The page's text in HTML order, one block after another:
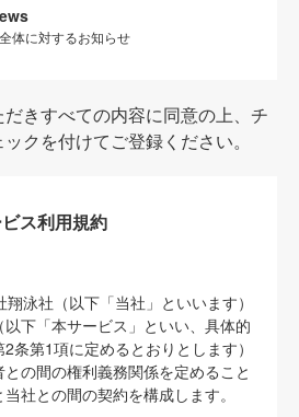
体に対するお知らせ
きすべての内容に同意の上、チ
クを付けてご登録ください。
ス利用規約
泳社（以下「当社」といいます）
下「本サービス」といい、具体的
条第1項に定めるとおりとします）
の間の権利義務関係を定めること
社との間の契約を構成します。